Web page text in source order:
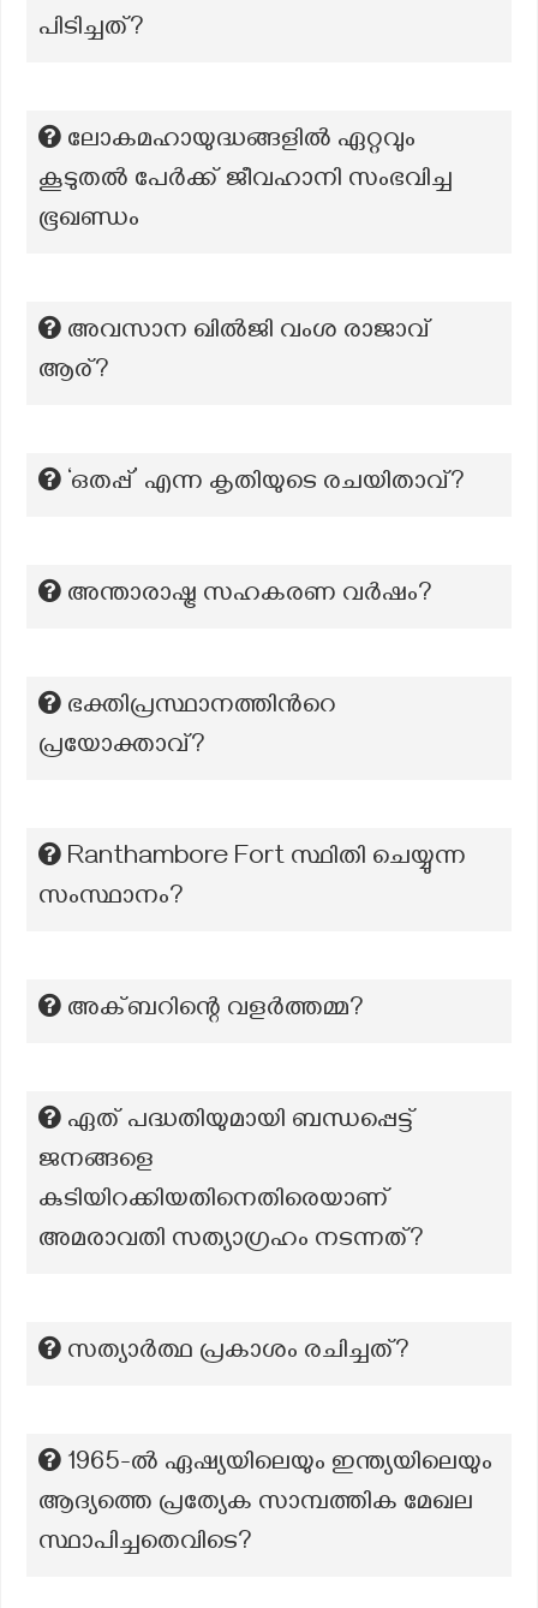
പിടിച്ചത്?
ലോകമഹായുദ്ധങ്ങളിൽ ഏറ്റവും
കൂടുതൽ പേർക്ക് ജീവഹാനി സംഭവിച്ച
ഭൂഖണ്ഡം
അവസാന ഖില്‍ജി വംശ രാജാവ്
ആര്?
‘ഒതപ്പ്’ എന്ന കൃതിയുടെ രചയിതാവ്?
അന്താരാഷ്ട്ര സഹകരണ വർഷം?
ഭക്തിപ്രസ്ഥാനത്തിന്‍റെ
പ്രയോക്താവ്?
Ranthambore Fort സ്ഥിതി ചെയ്യുന്ന
സംസ്ഥാനം?
അക്ബറിന്റെ വളർത്തമ്മ?
ഏത് പദ്ധതിയുമായി ബന്ധപ്പെട്ട്
ജനങ്ങളെ
കുടിയിറക്കിയതിനെതിരെയാണ്
അമരാവതി സത്യാഗ്രഹം നടന്നത്?
സത്യാർത്ഥ പ്രകാശം രചിച്ചത്?
1965-ൽ ഏഷ്യയിലെയും ഇന്ത്യയിലെയും
ആദ്യത്തെ പ്രത്യേക സാമ്പത്തിക മേഖല
സ്ഥാപിച്ചതെവിടെ?